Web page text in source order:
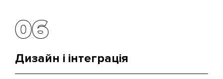
06
06
Дизайн і інтеграція